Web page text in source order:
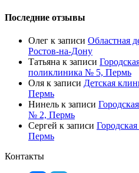
Последние отзывы
Олег к записи Областная
Ростов-на-Дону
Татьяна к записи
поликлиника № 5, Пермь
Оля к записи Детская
Пермь
Нинель к записи
№ 2, Пермь
Сергей к записи
Пермь
Контакты